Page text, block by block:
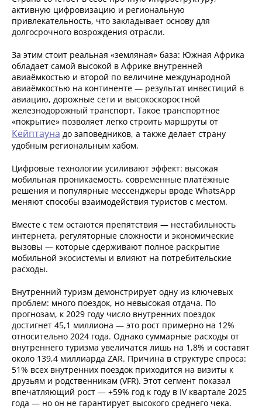
активную цифровизацию и региональную
привлекательность, что закладывает основу для
долгосрочного возрождения отрасли.
За этим стоит реальная «земляная» база: Южная Африка
обладает самой высокой в Африке внутренней
авиаёмкостью и второй по величине международной
авиаёмкостью на континенте — результат инвестиций в
авиацию, дорожные сети и высокоскоростной
железнодорожный транспорт. Такое транспортное
«покрытие» позволяет легко строить маршруты от
Кейптауна до заповедников, а также делает страну
удобным региональным хабом.
Цифровые технологии усиливают эффект: высокая
мобильная проникаемость, современные платёжные
решения и популярные мессенджеры вроде WhatsApp
меняют способы взаимодействия туристов с местом.
Вместе с тем остаются препятствия — нестабильность
интернета, регуляторные сложности и экономические
вызовы — которые сдерживают полное раскрытие
мобильной экосистемы и влияют на потребительские
расходы.
Внутренний туризм демонстрирует одну из ключевых
проблем: много поездок, но невысокая отдача. По
прогнозам, к 2029 году число внутренних поездок
достигнет 45,1 миллиона — это рост примерно на 12%
относительно 2024 года. Однако суммарные расходы от
внутреннего туризма увеличатся лишь на 1,8% и составят
около 139,4 миллиарда ZAR. Причина в структуре спроса:
51% всех внутренних поездок приходится на визиты к
друзьям и родственникам (VFR). Этот сегмент показал
впечатляющий рост — +59% год к году в IV квартале 2025
года — но он не гарантирует высокого среднего чека.